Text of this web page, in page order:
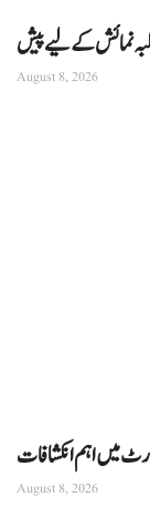
نمائش کے لیے پیش
August 8, 2026
میں اہم انکشافات
August 8, 2026